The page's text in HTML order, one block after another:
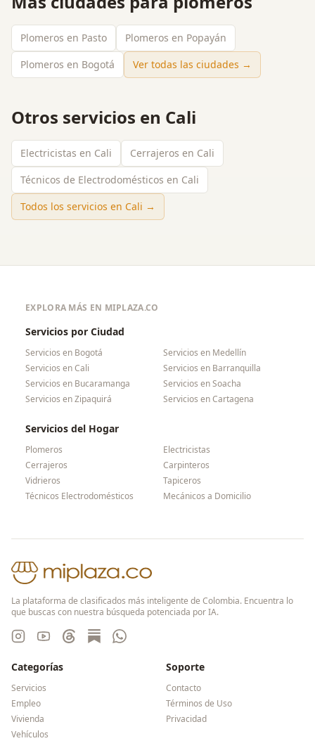
Plomeros en Pasto
Plomeros en Popayán
Plomeros en Bogotá
Ver todas las ciudades →
Otros servicios en Cali
Electricistas en Cali
Cerrajeros en Cali
Técnicos de Electrodomésticos en Cali
Todos los servicios en Cali →
EXPLORA MÁS EN MIPLAZA.CO
Servicios por Ciudad
Servicios en Bogotá Servicios en Medellín
Servicios enCali Servicios en Barranquilla
Servicios en Bucaramanga Servicios enSoacha
Servicios enZipaquirá Servicios enCartagena
Servicios del Hogar
Plomeros
Electricistas
Cerrajeros
Carpinteros
Vidrieros
Tapiceros
Técnicos Electrodomésticos
Mecánicos a Domicilio
La plataforma de clasificados más inteligente de Colombia. Encuentra lo
que buscas con nuestra búsqueda potenciada por IA.
Categorías
Servicios
Empleo
Vivienda
Vehículos
Soporte
Contacto
Términos de Uso
Privacidad